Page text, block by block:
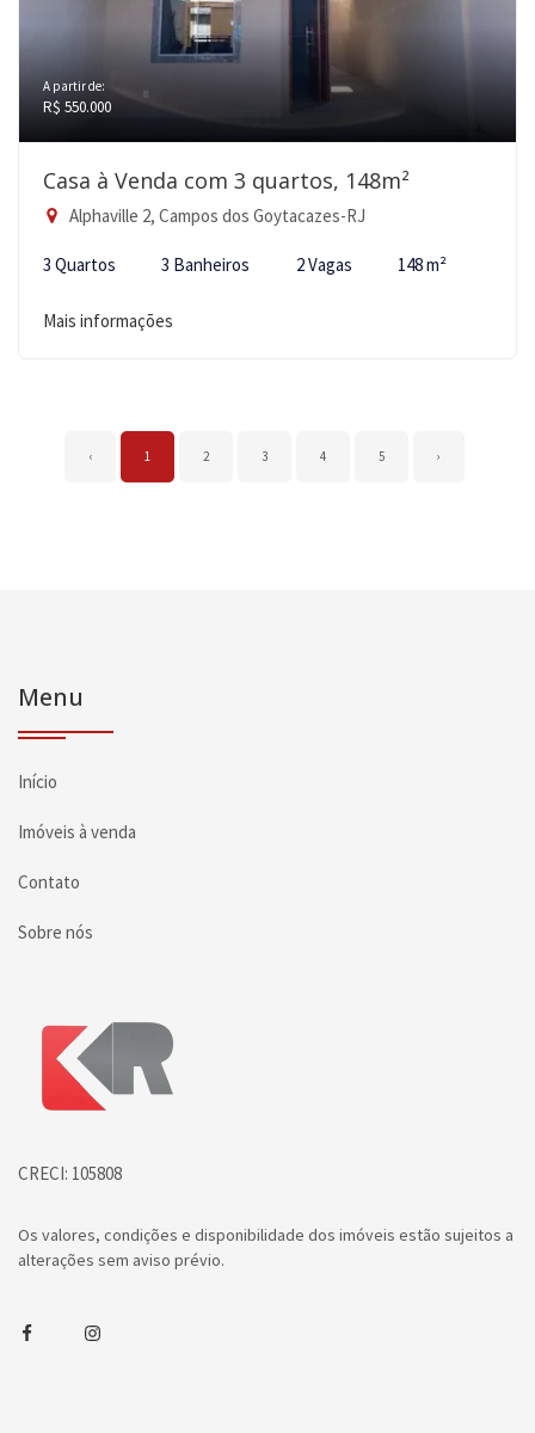
A partir de:
R$ 550.000
Casa à Venda com 3 quartos, 148m²
Alphaville 2, Campos dos Goytacazes-RJ
3 Quartos 3 Banheiros 2 Vagas 148 m²
Mais informações
‹ 1 2 3 4 5 ›
Menu
Início
Imóveis à venda
Contato
Sobre nós
Página inicial
CRECI: 105808
Os valores, condições e disponibilidade dos imóveis estão sujeitos a
alterações sem aviso prévio.
FacebookInstagram